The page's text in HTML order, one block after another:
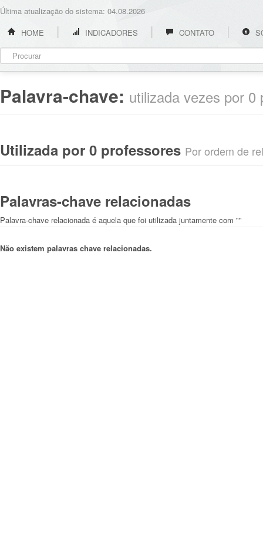
Última atualização do sistema: 04.08.2026
HOME
INDICADORES CONTATO
Palavra-chave: utilizada vezes por 0
Utilizada por 0 professores Por ordem de
Palavras-chave relacionadas
Palavra-chave relacionada é aquela que foi utilizada juntamente com ""
Não existem palavras chave relacionadas.